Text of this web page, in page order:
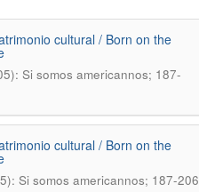
cultural / Born on the
Si somos americannos; 187-
cultural / Born on the
Si somos americannos; 187-206